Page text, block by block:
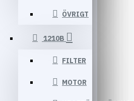
ÖVRIGT
1210B
FILTER
MOTOR